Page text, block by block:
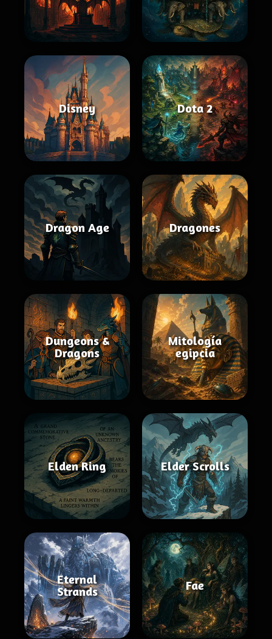
Disney Dota 2
Dragon Age Dragones
Dungeons &
Dragons
Mitología
egipcia
Elden Ring Elder Scrolls
Eternal
Strands
Fae